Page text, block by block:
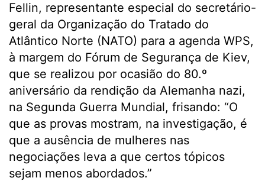
Fellin, representante especial do secretário-
geral da Organização do Tratado do
Atlântico Norte (NATO) para a agenda WPS,
à margem do Fórum de Segurança de Kiev,
que se realizou por ocasião do 80.º
aniversário da rendição da Alemanha nazi,
na Segunda Guerra Mundial, frisando: “O
que as provas mostram, na investigação, é
que a ausência de mulheres nas
negociações leva a que certos tópicos
sejam menos abordados.”